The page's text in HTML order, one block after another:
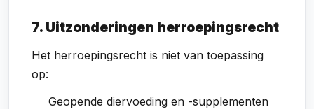
7. Uitzonderingen herroepingsrecht
Het herroepingsrecht is niet van toepassing
op:
Geopende diervoeding en -supplementen